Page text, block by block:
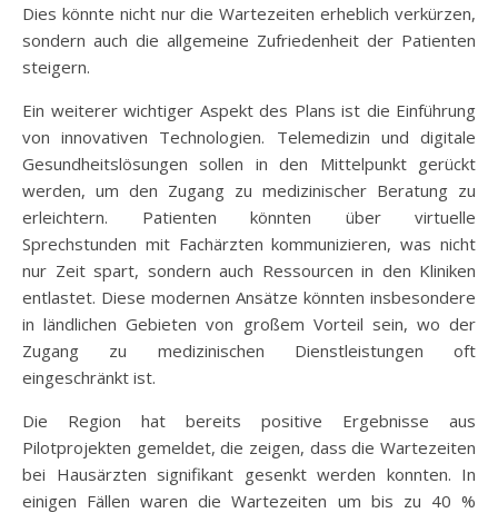
Dies könnte nicht nur die Wartezeiten erheblich verkürzen,
sondern auch die allgemeine Zufriedenheit der Patienten
steigern.
Ein weiterer wichtiger Aspekt des Plans ist die Einführung
von innovativen Technologien. Telemedizin und digitale
Gesundheitslösungen sollen in den Mittelpunkt gerückt
werden, um den Zugang zu medizinischer Beratung zu
erleichtern. Patienten könnten über virtuelle
Sprechstunden mit Fachärzten kommunizieren, was nicht
nur Zeit spart, sondern auch Ressourcen in den Kliniken
entlastet. Diese modernen Ansätze könnten insbesondere
in ländlichen Gebieten von großem Vorteil sein, wo der
Zugang zu medizinischen Dienstleistungen oft
eingeschränkt ist.
Die Region hat bereits positive Ergebnisse aus
Pilotprojekten gemeldet, die zeigen, dass die Wartezeiten
bei Hausärzten signifikant gesenkt werden konnten. In
einigen Fällen waren die Wartezeiten um bis zu 40 %